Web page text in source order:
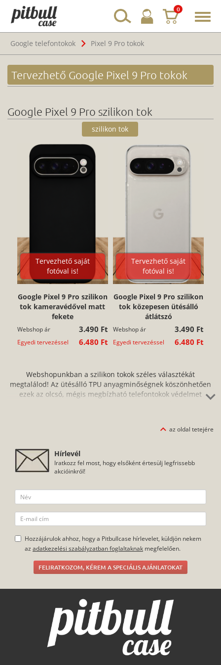
0
Google telefontokok
Pixel 9 Pro tokok
Tervezhető Google Pixel 9 Pro tokok
Google Pixel 9 Pro szilikon tok
szilikon tok
Tervezhető saját
fotóval is!
Google Pixel 9 Pro szilikon
tok kameravédővel matt
fekete
Webshop ár 3.490 Ft
Egyedi tervezéssel 6.480 Ft
Tervezhető saját
fotóval is!
Google Pixel 9 Pro szilikon
tok közepesen ütésálló
átlátszó
Webshop ár 3.490 Ft
Egyedi tervezéssel 6.480 Ft
Webshopunkban a szilikon tokok széles választékát
megtalálod! Az ütésálló TPU anyagminőségnek köszönhetően
ezek az olcsó, mégis megbízható telefontokok védelmet
fel tudod helyezni az okostelefonra, és ugyanilyen gyors az
tokot, hiszen a teljes hátlapfelület nyomtatható.
az oldal tetejére
Hírlevél
Iratkozz fel most, hogy elsőként értesülj legfrissebb
akcióinkról!
Hozzájárulok ahhoz, hogy a Pitbullcase hírlevelet, küldjön nekem
az adatkezelési szabályzatban foglaltaknak megfelelően.
FELIRATKOZOM, KÉREM A SPECIÁLIS AJÁNLATOKAT